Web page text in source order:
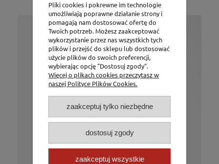
Już od 1994 roku
P.H. Jakóbczak
Oferujemy szeroki asortyment
produktów niezbędnych do posługi
liturgiczne i elementy wyposażenia
kościołów. Ponadto w ofercie firmy
znajdują się figury, świece, różańce,
obrazy i wiele innych artykułów o
tematyce religijnej.
Życzymy udanych zakupów!
Pliki cookies i pokrewne im technologie
umożliwiają poprawne działanie strony i
pomagają nam dostosować ofertę do
Twoich potrzeb. Możesz zaakceptować
wykorzystanie przez nas wszystkich tych
plików i przejść do sklepu lub dostosować
użycie plików do swoich preferencji,
wybierając opcję "Dostosuj zgody".
Więcej o plikach cookies przeczytasz w
naszej Polityce Plików Cookies.
zaakceptuj tylko niezbędne
dostosuj zgody
zaakceptuj wszystkie